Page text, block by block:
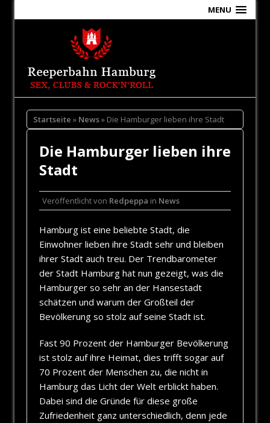
MENU
Startseite » News» Die Hamburger lieben ihre Stadt
Die Hamburger lieben ihre
Stadt
Veröffentlicht von Redpeppa in News
Hamburg ist eine beliebte Stadt, die
Einwohner lieben ihre Stadt sehr und bleiben
ihrer Stadt auch treu. Der Trendbarometer
der Stadt Hamburg hat nun gezeigt, was die
Hamburger so sehr an der Hansestadt
schätzen und warum der Großteil der
Bevölkerung so stolz auf seine Stadt ist.
Fast 90 Prozent der Hamburger Bevölkerung
ist stolz auf ihre Heimat, dies trifft sogar auf
70 Prozent der Menschen zu, die nicht in
Hamburg das Licht der Welt erblickt haben.
Dabei sind die Gründe für diese große
Zufriedenheit ganz unterschiedlich, denn jede